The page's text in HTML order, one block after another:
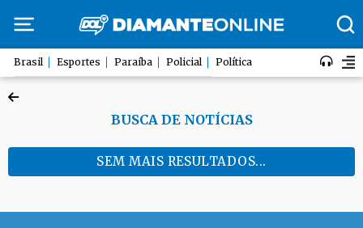
Brasil Esportes Paraíba Policial Política
BUSCA DE NOTÍCIAS
SEM MAIS RESULTADOS...